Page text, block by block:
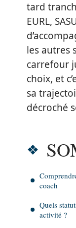
tard
EURL,
les autres
carrefour
choix, et
sa
décroché
coach
Quels
activité ?